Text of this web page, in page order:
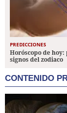
PREDICCIONES
Horóscopo de
signos del zodiaco
CONTENIDO